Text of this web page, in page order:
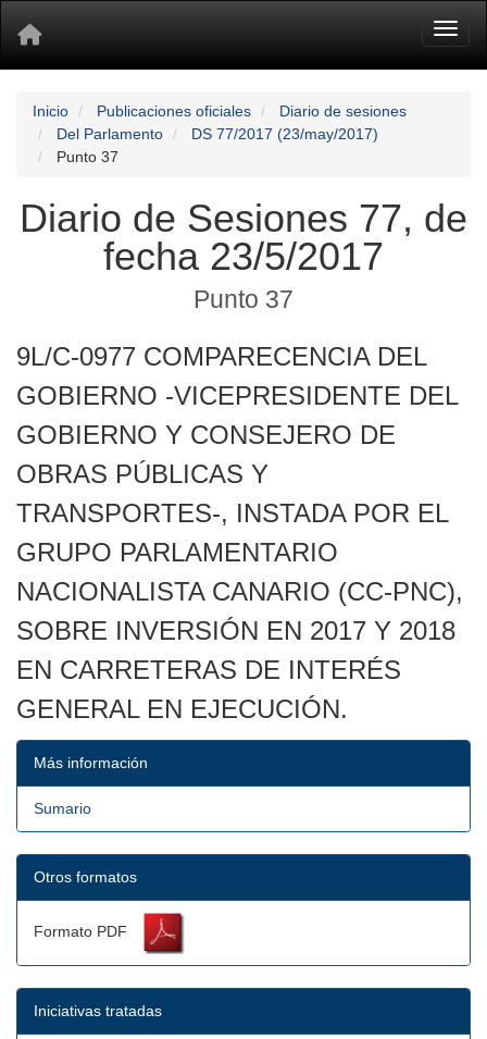
Inicio Publicaciones oficiales
Diario de sesiones
Del Parlamento
DS 77/2017 (23/may/2017)
Punto 37
Diario de Sesiones 77, de
fecha 23/5/2017
Punto 37
9L/C-0977 COMPARECENCIA DEL
GOBIERNO -VICEPRESIDENTE DEL
GOBIERNO Y CONSEJERO DE
OBRAS PÚBLICAS Y
TRANSPORTES-, INSTADA POR EL
GRUPO PARLAMENTARIO
NACIONALISTA CANARIO (CC-PNC),
SOBRE INVERSIÓN EN 2017 Y 2018
EN CARRETERAS DE INTERÉS
GENERAL EN EJECUCIÓN.
Más información
Sumario
Otros formatos
Formato PDF
Iniciativas tratadas